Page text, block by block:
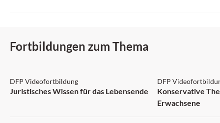
interessant sein könnte.
Standard-
Fortbildungen zum Thema
DFP: 2 Punkte
DFP Videofortbildung
Juristisches Wissen für das Lebensende
DFP
Konservative
Erwachsene